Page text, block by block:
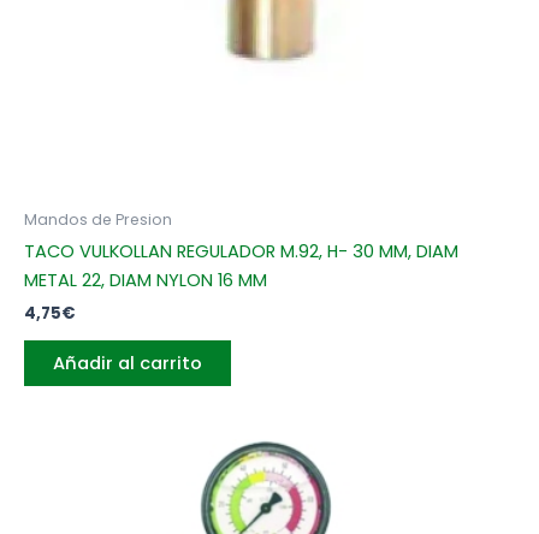
Mandos de Presion
TACO VULKOLLAN REGULADOR M.92, H- 30 MM, DIAM
METAL 22, DIAM NYLON 16 MM
4,75€
Añadir al carrito